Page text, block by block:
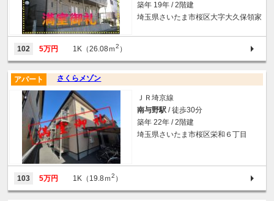
築年 19年 / 2階建
埼玉県さいたま市桜区大字大久保領家
102 5万円 1K（26.08ｍ2 ）
さくらメゾン
アパート
ＪＲ埼京線
南与野駅 / 徒歩30分
築年 22年 / 2階建
埼玉県さいたま市桜区栄和６丁目
103 5万円 1K（19.8ｍ2 ）